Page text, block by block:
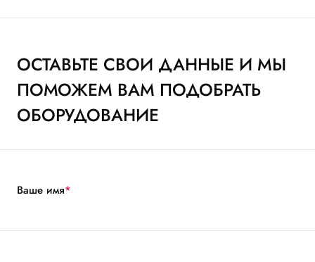
ОСТАВЬТЕ СВОИ ДАННЫЕ И МЫ
ПОМОЖЕМ ВАМ ПОДОБРАТЬ
ОБОРУДОВАНИЕ
Ваше имя*